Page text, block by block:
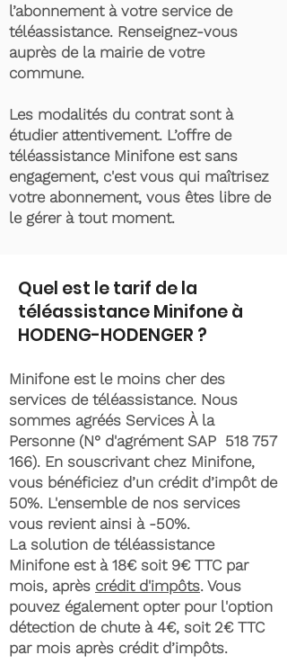
l’abonnement à votre service de
téléassistance. Renseignez-vous
auprès de la mairie de votre
commune.
Les modalités du contrat sont à
étudier attentivement. L’offre de
téléassistance Minifone est sans
engagement, c'est vous qui maîtrisez
votre abonnement, vous êtes libre de
le gérer à tout moment.
Quel est le tarif de la
téléassistance Minifone à
HODENG-HODENGER ?
Minifone est le moins cher des
services de téléassistance. Nous
sommes agréés Services À la
Personne (N° d'agrément SAP 518 757
166). En souscrivant chez Minifone,
vous bénéficiez d’un crédit d’impôt de
50%. L'ensemble de nos services
vous revient ainsi à -50%.
La solution de téléassistance
Minifone est à 18€ soit 9€ TTC par
mois, après crédit d'impôts. Vous
pouvez également opter pour l'option
détection de chute à 4€, soit 2€ TTC
par mois après crédit d’impôts.